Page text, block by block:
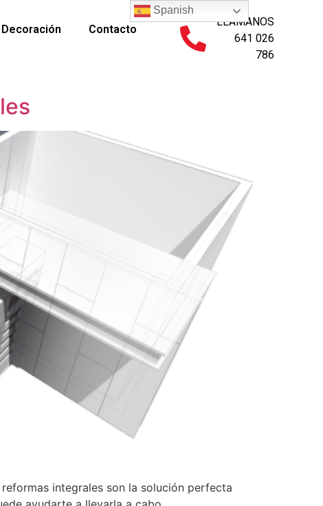
Contacto
LLÁMANOS
641 026
786
integrales son la solución perfecta
Spanish